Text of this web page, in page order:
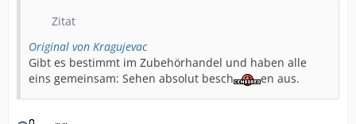
Zitat
Original von Kragujevac
Gibt es bestimmt im Zubehörhandel und haben alle
eins gemeinsam: Sehen absolut besch
en aus.